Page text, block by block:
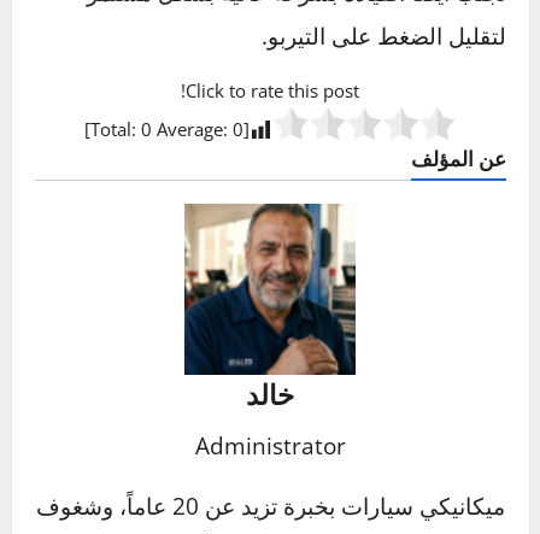
الاستهلاك.
متى يجب استبدال حساس التيربو؟
عادةً يتم استبدال الحساس عندما يظهر خلل
مستمر لا يمكن إصلاحه. من الأفضل اتباع توصيات
الشركة المصنعة والقيام بفحص دوري لتحديد
ما هي تكلفة استبدال حساس التيربو؟
المستخدمة. بشكل عام، تتراوح الأسعار بين
المتوسط والمرتفع، خاصة إذا تم استخدام قطع